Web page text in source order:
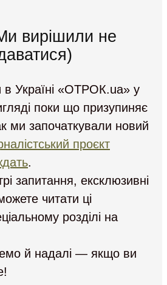
вирішили не
в Україні «ОТРОК.ua» у
поки що призупиняє
ми започаткували новий
проєкт
.
запитання, ексклюзивні
читати ці
розділі на
й надалі — якщо ви